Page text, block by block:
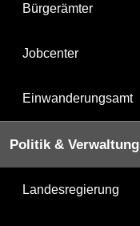
Bürgerämter
Jobcenter
Einwanderungsamt
Politik & Verwaltung
Landesregierung